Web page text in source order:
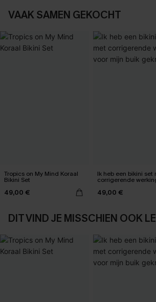
VAAK SAMEN GEKOCHT
Tropics on My Mind Koraal
Bikini Set
49,00 €
Ik heb een bikini set
corrigerende
49,00 €
DIT VIND JE MISSCHIEN OOK